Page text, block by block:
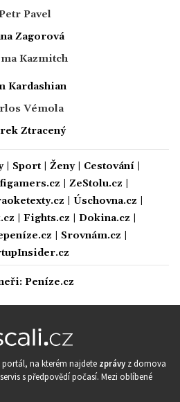
Pavel
Zagorová
Kazmitch
Kardashian
Vémola
Ztracený
| Sport| Ženy| Cestování|
ZeStolu.cz
Úschovna.cz
Fights.cz Dokina.cz
Srovnám.cz
Peníze.cz
portál, na kterém najdete zprávy z domova
s předpovědí počasí. Mezi oblíbené